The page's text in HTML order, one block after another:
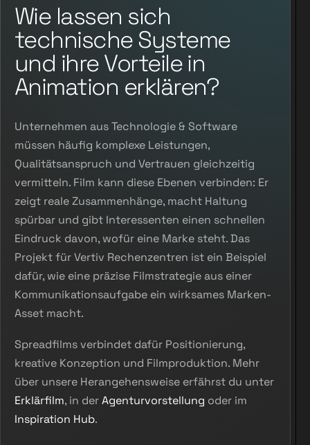
Wie lassen sich
technische Systeme
und ihre Vorteile in
Animation erklären?
Unternehmen aus Technologie & Software
müssen häufig komplexe Leistungen,
Qualitätsanspruch und Vertrauen gleichzeitig
vermitteln. Film kann diese Ebenen verbinden: Er
zeigt reale Zusammenhänge, macht Haltung
spürbar und gibt Interessenten einen schnellen
Eindruck davon, wofür eine Marke steht. Das
Projekt für Vertiv Rechenzentren ist ein Beispiel
dafür, wie eine präzise Filmstrategie aus einer
Kommunikationsaufgabe ein wirksames Marken-
Asset macht.
Spreadfilms verbindet dafür Positionierung,
kreative Konzeption und Filmproduktion. Mehr
über unsere Herangehensweise erfährst du unter
Erklärfilm, in derAgenturvorstellung oder im
Inspiration Hub.